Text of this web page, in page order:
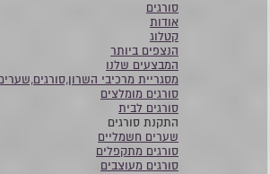
סורגים
אודות
קטלוג
הנצפים ביותר
המבצעים שלנו
מסגריית מרכיבי
סורגים מומלצים
סורגים לבית
התקנת סורגים
שערים חשמליים
סורגים מתקפלים
סורגים מעוצבים